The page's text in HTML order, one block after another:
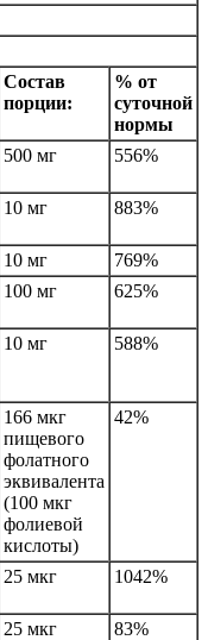
Состав
порции:
% от
суточной
нормы
500 мг 556%
10 мг 883%
10 мг
769%
100 мг 625%
10 мг 588%
166 мкг
пищевого
фолатного
эквивалента
(100 мкг
фолиевой
кислоты)
42%
25 мкг 1042%
25 мкг
83%